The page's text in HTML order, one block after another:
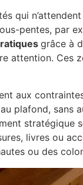
qui
pentes, par
grâce à
attention. Ces
aux
plafond, sans
livres ou
ou des